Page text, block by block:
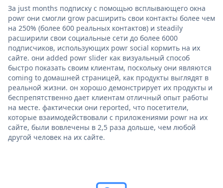
За just months подписку с помощью всплывающего окна
powr они смогли grow расширить свои контакты более чем
на 250% (более 600 реальных контактов) и steadily
расширили свои социальные сети до более 6000
подписчиков, использующих powr social кормить на их
сайте. они added powr slider как визуальный способ
быстро показать своим клиентам, поскольку они являются
coming to домашней страницей, как продукты выглядят в
реальной жизни. он хорошо демонстрирует их продукты и
беспрепятственно дает клиентам отличный опыт работы
на месте. фактически они reported, что посетители,
которые взаимодействовали с приложениями powr на их
сайте, были вовлечены в 2,5 раза дольше, чем любой
другой человек на их сайте.